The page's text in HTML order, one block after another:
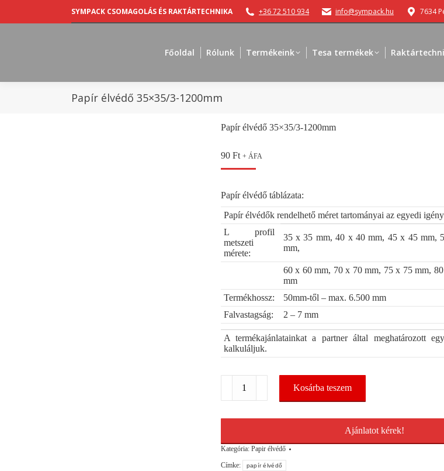
SYMPACK CSOMAGOLÁS ÉS RAKTÁRTECHNIKA +36 72 510 934 info@sympack.hu 7634
Főoldal Rólunk Termékeink Tesa termékek
Papír élvédő 35×35/3-1200mm
Papír élvédő 35×35/3-1200mm
90 Ft + ÁFA
Papír élvédő táblázata:
Papír élvédők rendelhető méret tartományai az egyedi
L profil
metszeti
mérete:
35 x 35 mm, 40 x 40 mm, 45 x 45 mm,
mm,
60 x 60 mm, 70 x 70 mm, 75 x 75 mm,
mm
Termékhossz:
50mm-től – max. 6.500 mm
Falvastagság:
2 – 7 mm
A termékajánlatainkat a partner által meghatározott
kalkuláljuk.
élvédő
35x35/3-
mennyiség
Kosárba teszem
Ajánlatot kérek!
Kategória: Papir élvédő
Címke:
papír élvédő